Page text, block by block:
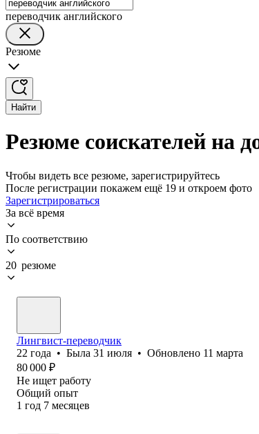
переводчик английского
Резюме
Найти
Резюме соискателей на
Чтобы видеть все резюме, зарегистрируйтесь
После регистрации покажем ещё 19 и откроем фото
Зарегистрироваться
За всё время
По соответствию
20 резюме
Лингвист-переводчик
22 года • Была 31 июля • Обновлено 11 марта
80 000 ₽
Не ищет работу
Общий опыт
1 год 7 месяцев